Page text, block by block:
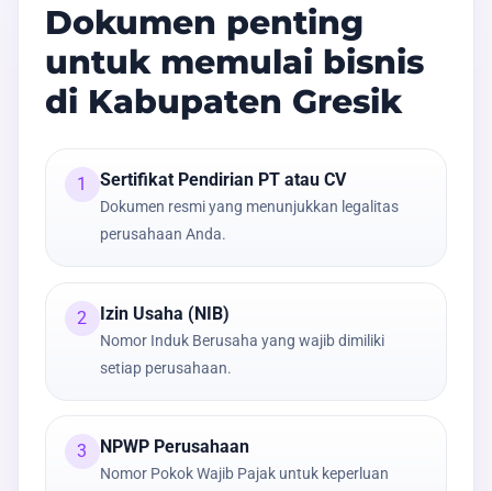
Dokumen penting
untuk memulai bisnis
di Kabupaten Gresik
1 Sertifikat Pendirian PT atau CV
Dokumen resmi yang menunjukkan legalitas
perusahaan Anda.
2 Izin Usaha (NIB)
Nomor Induk Berusaha yang wajib dimiliki
setiap perusahaan.
3 NPWP Perusahaan
Nomor Pokok Wajib Pajak untuk keperluan